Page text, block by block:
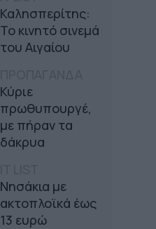
Καλησπερίτης:
Το κινητό σινεμά
του Αιγαίου
Κύριε
πρωθυπουργέ,
με πήραν τα
δάκρυα
Νησάκια με
ακτοπλοϊκά έως
13 ευρώ